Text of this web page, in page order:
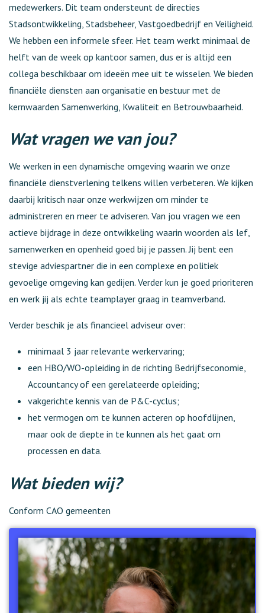
medewerkers. Dit team ondersteunt de directies
Stadsontwikkeling, Stadsbeheer, Vastgoedbedrijf en Veiligheid.
We hebben een informele sfeer. Het team werkt minimaal de
helft van de week op kantoor samen, dus er is altijd een
collega beschikbaar om ideeën mee uit te wisselen. We bieden
financiële diensten aan organisatie en bestuur met de
kernwaarden Samenwerking, Kwaliteit en Betrouwbaarheid.
Wat vragen we van jou?
We werken in een dynamische omgeving waarin we onze
financiële dienstverlening telkens willen verbeteren. We kijken
daarbij kritisch naar onze werkwijzen om minder te
administreren en meer te adviseren. Van jou vragen we een
actieve bijdrage in deze ontwikkeling waarin woorden als lef,
samenwerken en openheid goed bij je passen. Jij bent een
stevige adviespartner die in een complexe en politiek
gevoelige omgeving kan gedijen. Verder kun je goed prioriteren
en werk jij als echte teamplayer graag in teamverband.
Verder beschik je als financieel adviseur over:
minimaal 3 jaar relevante werkervaring;
een HBO/WO-opleiding in de richting Bedrijfseconomie,
Accountancy of een gerelateerde opleiding;
vakgerichte kennis van de P&C-cyclus;
het vermogen om te kunnen acteren op hoofdlijnen,
maar ook de diepte in te kunnen als het gaat om
processen en data.
Wat bieden wij?
Conform CAO gemeenten